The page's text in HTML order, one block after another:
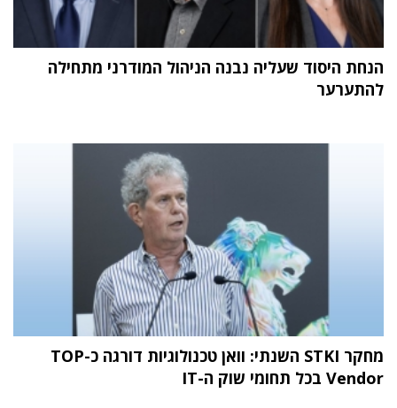
הנחת היסוד שעליה נבנה הניהול המודרני מתחילה
להתערער
מחקר STKI השנתי: וואן טכנולוגיות דורגה כ-TOP
Vendor בכל תחומי שוק ה-IT